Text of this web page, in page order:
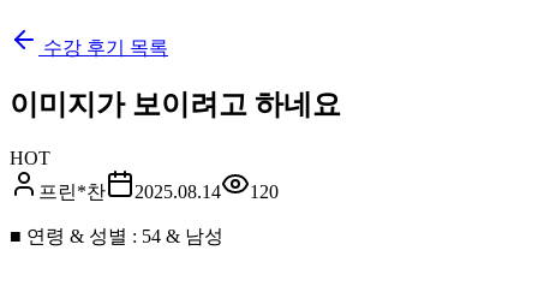
수강 후기 목록
이미지가 보이려고 하네요
HOT
프린*찬
2025.08.14 120
■ 연령 & 성별 : 54 & 남성